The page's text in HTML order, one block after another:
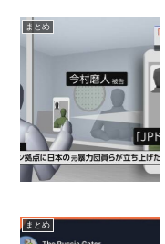
まとめ
まとめ